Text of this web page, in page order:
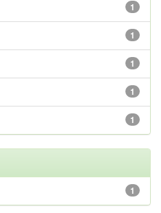
1
1
1
1
1
1